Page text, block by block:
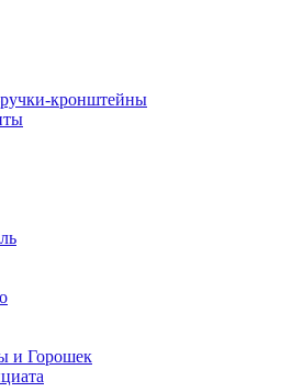
кронштейны
и Горошек